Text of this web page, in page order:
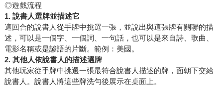
◎遊戲流程
1. 說書人選牌並描述它
這回合的說書人從手牌中挑選一張，並說出與這張牌有關聯的描
述，可以是一個字、一個詞、一句話，也可以是來自詩、歌曲、
電影名稱或是諺語的片斷。範例：美國。
2. 其他人依說書人的描述選牌
其他玩家從手牌中挑選一張最符合說書人描述的牌，面朝下交給
說書人。說書人將這些牌洗勻後展示在桌面上。